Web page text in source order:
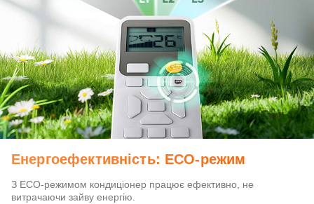
Енергоефективність: ECO-режим
З ECO-режимом кондиціонер працює ефективно, не
витрачаючи зайву енергію.